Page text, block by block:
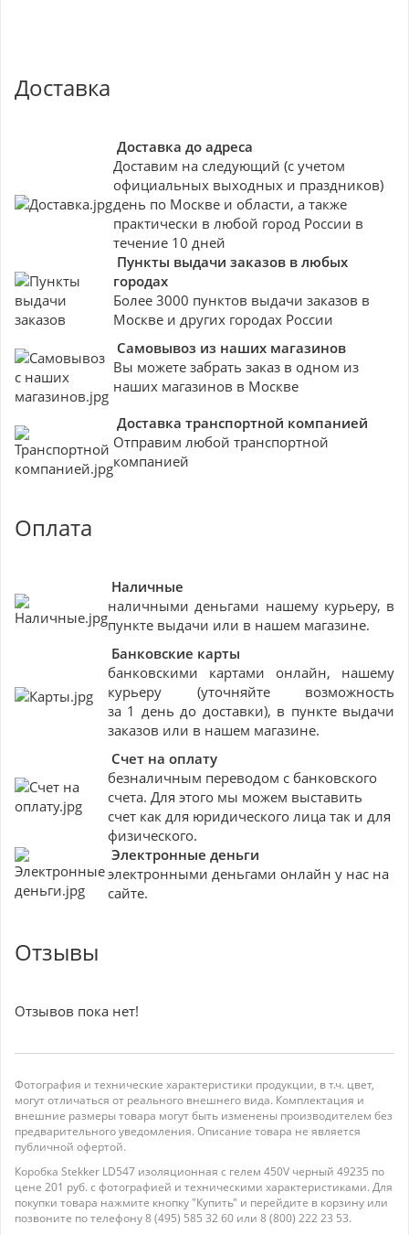
Доставка
Доставка до адреса
Доставим на следующий (с учетом
официальных выходных и праздников)
день по Москве и области, а также
практически в любой город России в
течение 10 дней
Пункты выдачи заказов в любых
городах
Более 3000 пунктов выдачи заказов в
Москве и других городах России
Самовывоз из наших магазинов
Вы можете забрать заказ в одном из
наших магазинов в Москве
Доставка транспортной компанией
Отправим любой транспортной
компанией
Оплата
Наличные
наличными деньгами нашему курьеру, в
пункте выдачи или в нашем магазине.
Банковские карты
банковскими картами онлайн, нашему
курьеру (уточняйте возможность
за 1 день до доставки), в пункте выдачи
заказов или в нашем магазине.
Счет на оплату
безналичным переводом с банковского
счета. Для этого мы можем выставить
счет как для юридического лица так и для
физического.
Электронные деньги
электронными деньгами онлайн у нас на
сайте.
Отзывы
Отзывов пока нет!
Фотография и технические характеристики продукции, в т.ч. цвет,
могут отличаться от реального внешнего вида. Комплектация и
внешние размеры товара могут быть изменены производителем без
предварительного уведомления. Описание товара не является
публичной офертой.
Коробка Stekker LD547 изоляционная с гелем 450V черный 49235 по
цене 201 руб. с фотографией и техническими характеристиками. Для
покупки товара нажмите кнопку "Купить" и перейдите в корзину или
позвоните по телефону 8 (495) 585 32 60 или 8 (800) 222 23 53.